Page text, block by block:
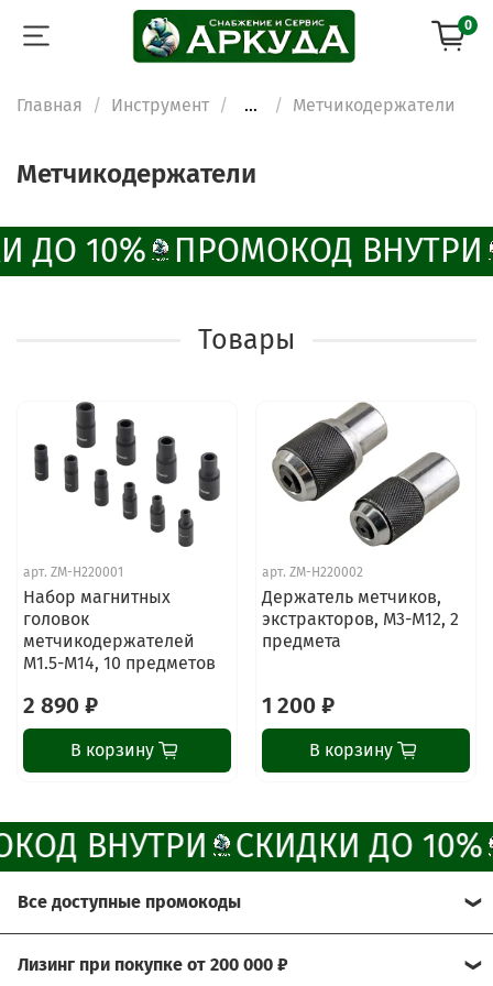
0
Главная Инструмент ... Метчикодержатели
Метчикодержатели
ДО 10% ПРОМОКОД ВНУТРИ
Товары
арт. ZM-H220001
Набор магнитных
головок
метчикодержателей
M1.5-M14, 10 предметов
2 890 ₽
В корзину
арт. ZM-H220002
Держатель метчиков,
экстракторов, М3-М12, 2
предмета
1 200 ₽
В корзину
ВНУТРИ СКИДКИ ДО 10%
Все доступные промокоды
Лизинг при покупке от 200 000 ₽
ChatApp
online
Наши мессенджеры
Свяжитесь с нами через любой удобный
мессенджер!
Написать менеджеру в MAX
Отдел продаж и сервис
Позвонить
Группа Вконтакте